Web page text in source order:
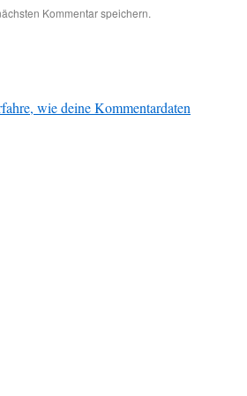
Kommentar speichern.
wie deine Kommentardaten